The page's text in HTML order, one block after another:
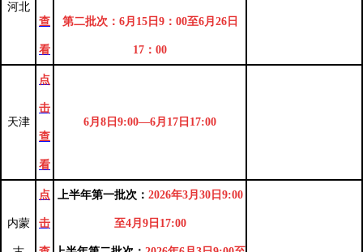
河北
查
看
第二批次：6月15日9：00至6月26日
17：00
天津
点
击
查
看
6月8日9:00—6月17日17:00
内蒙
点
击
上半年第一批次 ： 2026年3月30日9:00
至4月9日17:00